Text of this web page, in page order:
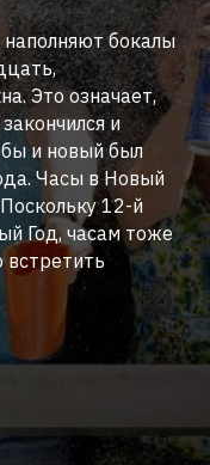
бокалы
Это означает,
и
и новый был
Часы в Новый
12-й
Год, часам тоже
встретить